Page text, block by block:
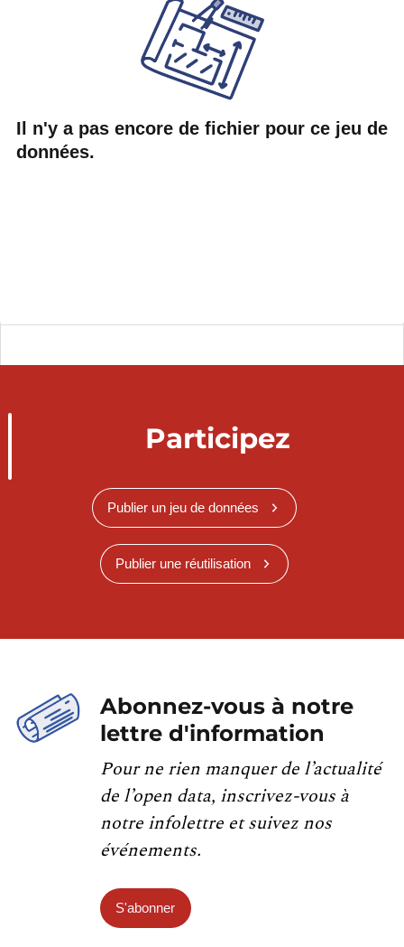
Il n'y a pas encore de fichier pour ce jeu de
données.
Participez
Publier un jeu de données
Publier une réutilisation
Abonnez-vous à notre
lettre d'information
Pour ne rien manquer de l’actualité
de l’open data, inscrivez-vous à
notre infolettre et suivez nos
événements.
S'abonner